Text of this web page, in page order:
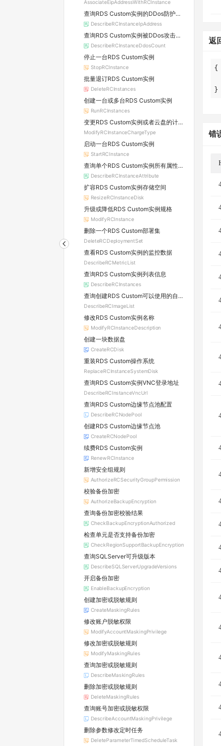
AssociateEipAddressWithRCInstance
查询RDS Custom实例的DDos防护信息及所属原生防护实例的详情
DescribeRCInstanceIpAddress
查询RDS Custom实例被DDos攻击的数量
DescribeRCInstanceDdosCount
停止一台RDS Custom实例
StopRCInstance
批量退订RDS Custom实例
DeleteRCInstances
创建一台或多台RDS Custom实例
RunRCInstances
变更RDS Custom实例或者云盘的计费方式
ModifyRCInstanceChargeType
启动一台RDS Custom实例
StartRCInstance
查询单个RDS Custom实例所有属性信息
DescribeRCInstanceAttribute
扩容RDS Custom实例存储空间
ResizeRCInstanceDisk
升级或降低RDS Custom实例规格
ModifyRCInstance
删除一个RDS Custom部署集
DeleteRCDeploymentSet
查看RDS Custom实例的监控数据
DescribeRCMetricList
查询RDS Custom实例列表信息
DescribeRCInstances
查询创建RDS Custom可以使用的自定义镜像列表
DescribeRCImageList
修改RDS Custom实例名称
ModifyRCInstanceDescription
创建一块数据盘
CreateRCDisk
重装RDS Custom操作系统
ReplaceRCInstanceSystemDisk
查询RDS Custom实例VNC登录地址
DescribeRCInstanceVncUrl
查询RDS Custom边缘节点池配置
DescribeRCNodePool
创建RDS Custom边缘节点池
CreateRCNodePool
续费RDS Custom实例
RenewRCInstance
新增安全组规则
AuthorizeRCSecurityGroupPermission
校验备份加密
AuthorizeBackupEncryption
查询备份加密校验结果
CheckBackupEncryptionAuthorized
检查单元是否支持备份加密
CheckRegionSupportBackupEncryption
查询SQLServer可升级版本
DescribeSQLServerUpgradeVersions
开启备份加密
EnableBackupEncryption
创建加密或脱敏规则
CreateMaskingRules
修改账户脱敏权限
ModifyAccountMaskingPrivilege
修改加密或脱敏规则
ModifyMaskingRules
查询加密或脱敏规则
DescribeMaskingRules
删除加密或脱敏规则
DeleteMaskingRules
查询账号加密或脱敏权限
DescribeAccountMaskingPrivilege
删除参数修改定时任务
DeleteParameterTimedScheduleTask
返
}
错